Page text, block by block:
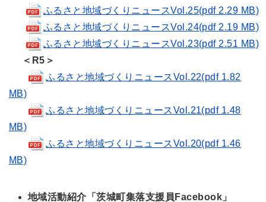
ふるさと地域づくりニュースVol.25(pdf 2.29 MB)
ふるさと地域づくりニュースVol.24(pdf 2.19 MB)
ふるさと地域づくりニュースVol.23(pdf 2.51 MB)
＜R5＞
ふるさと地域づくりニュースVol.22(pdf 1.82
MB)
ふるさと地域づくりニュースVol.21(pdf 1.48
MB)
ふるさと地域づくりニュースVol.20(pdf 1.46
MB)
地域活動紹介「茨城町集落支援員Facebook」